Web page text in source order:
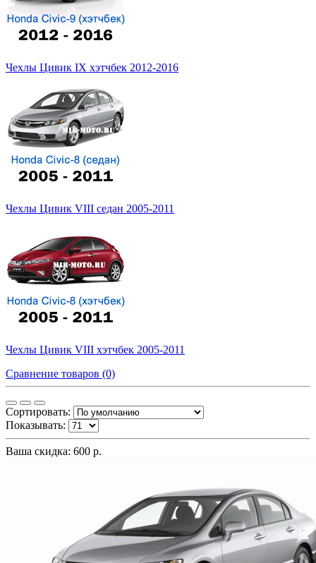
Чехлы Цивик IX хэтчбек 2012-2016
Чехлы Цивик VIII седан 2005-2011
Чехлы Цивик VIII хэтчбек 2005-2011
Сравнение товаров (0)
Сортировать:
Показывать:
Ваша скидка: 600 р.